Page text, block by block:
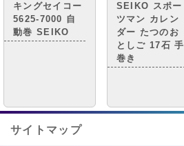
キングセイコー
5625-7000 自
動巻 SEIKO
SEIKO スポー
ツマン カレン
ダー たつのお
としご 17石 手
巻き
サイトマップ